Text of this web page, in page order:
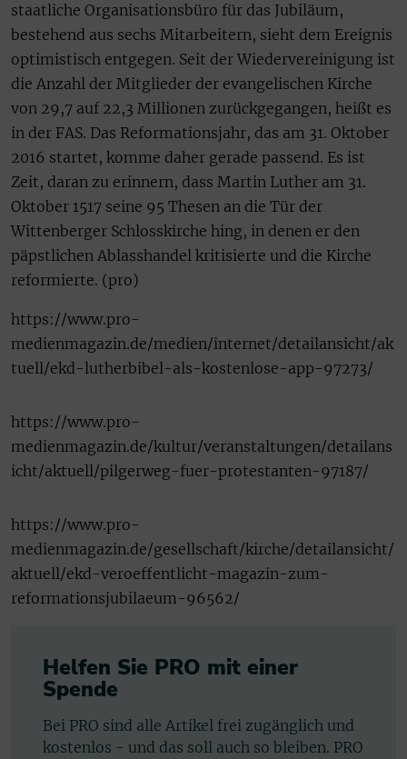
staatliche Organisationsbüro für das Jubiläum,
bestehend aus sechs Mitarbeitern, sieht dem Ereignis
optimistisch entgegen. Seit der Wiedervereinigung ist
die Anzahl der Mitglieder der evangelischen Kirche
von 29,7 auf 22,3 Millionen zurückgegangen, heißt es
in der FAS. Das Reformationsjahr, das am 31. Oktober
2016 startet, komme daher gerade passend. Es ist
Zeit, daran zu erinnern, dass Martin Luther am 31.
Oktober 1517 seine 95 Thesen an die Tür der
Wittenberger Schlosskirche hing, in denen er den
päpstlichen Ablasshandel kritisierte und die Kirche
reformierte. (pro)
https://www.pro-
medienmagazin.de/medien/internet/detailansicht/ak
tuell/ekd-lutherbibel-als-kostenlose-app-97273/
https://www.pro-
medienmagazin.de/kultur/veranstaltungen/detailans
icht/aktuell/pilgerweg-fuer-protestanten-97187/
https://www.pro-
medienmagazin.de/gesellschaft/kirche/detailansicht/
aktuell/ekd-veroeffentlicht-magazin-zum-
reformationsjubilaeum-96562/
Helfen Sie PRO mit einer
Spende
Bei PRO sind alle Artikel frei zugänglich und
kostenlos - und das soll auch so bleiben. PRO